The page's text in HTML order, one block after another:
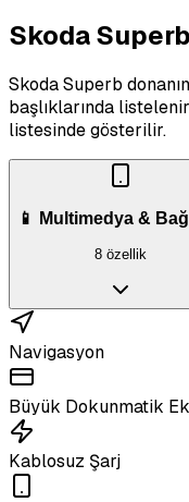
Skoda
Skoda Superb
başlıklarında
listesinde gösterilir.
📱 Multimedya &
8 özellik
Navigasyon
Büyük Dokunmatik
Kablosuz Şarj